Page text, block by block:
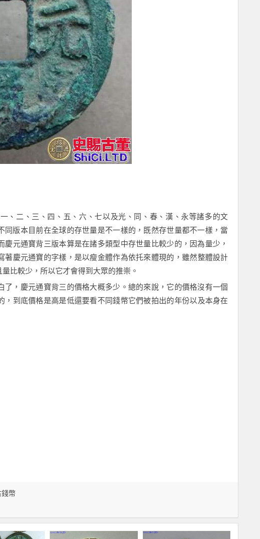
、二、三、四、五、六、七以及光、同、 春、 漢、永等諸多的文
同版本目前在全球的存世量是不一樣的，既然存世量都不一樣，當
慶元通寶背三版本算是在諸多類型中存世量比較少的，因為量少，
著慶元通寶的字樣，是以瘦金體作為依托來體現的， 雖然整體設計
比較少，所以它才會得到大眾的推崇。
了， 慶元通寶背三的價格大概多少。總的來說，它的價格沒有一個
，到底價格是高是低還要看不同錢幣它們被拍出的年份以及本身在
錢幣